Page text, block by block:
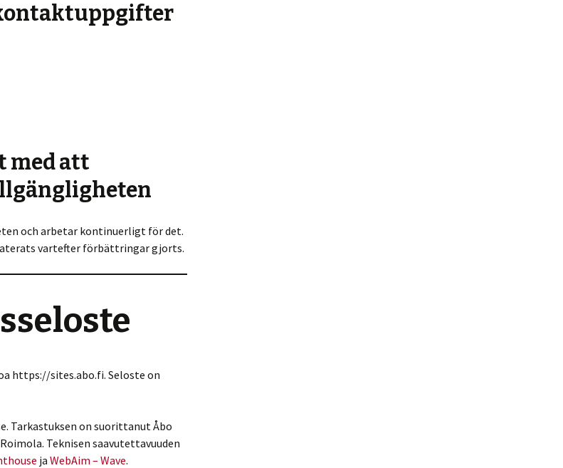
med att
och arbetar kontinuerligt för det.
vartefter förbättringar gjorts.
https://sites.abo.fi. Seloste on
Tarkastuksen on suorittanut Åbo
Teknisen saavutettavuuden
ja WebAim – Wave.